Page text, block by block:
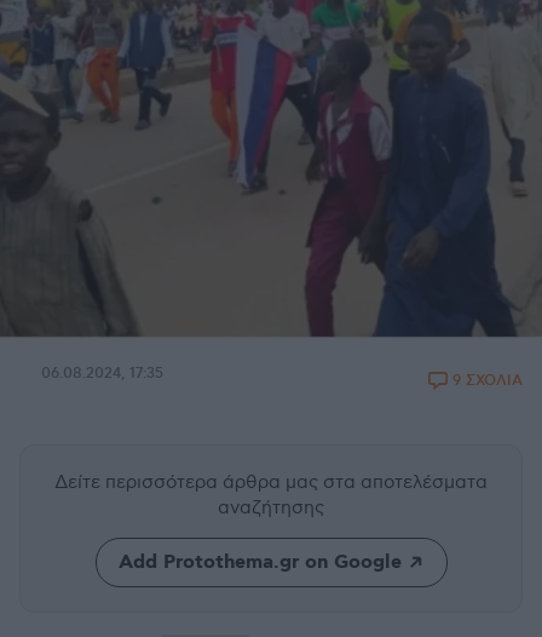
06.08.2024, 17:35 9 ΣΧΟΛΙΑ
Δείτε περισσότερα άρθρα μας στα αποτελέσματα
αναζήτησης
Add Protothema.gr on Google